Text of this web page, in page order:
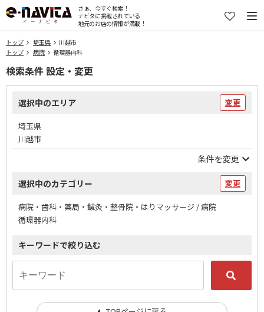
さぁ、今すぐ検索！
ナビタに掲載されている
地元のお店の情報が満載！
トップ 埼玉県
川越市
トップ
病院 循環器内科
検索条件 設定・変更
選択中のエリア 変更
埼玉県
川越市
条件を変更
選択中のカテゴリー 変更
病院・歯科・薬局・鍼灸・整骨院・はりマッサージ / 病院
循環器内科
キーワードで絞り込む